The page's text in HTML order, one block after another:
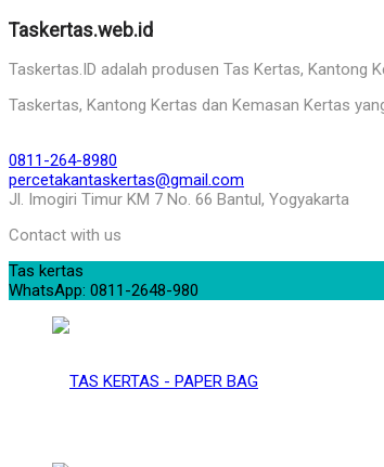
Taskertas.web.id
Taskertas.ID adalah produsen Tas Kertas, Kantong
Taskertas, Kantong Kertas dan Kemasan Kertas
0811-264-8980
percetakantaskertas@gmail.com
Jl. Imogiri Timur KM 7 No. 66 Bantul, Yogyakarta
Contact with us
Tas kertas
WhatsApp: 0811-2648-980